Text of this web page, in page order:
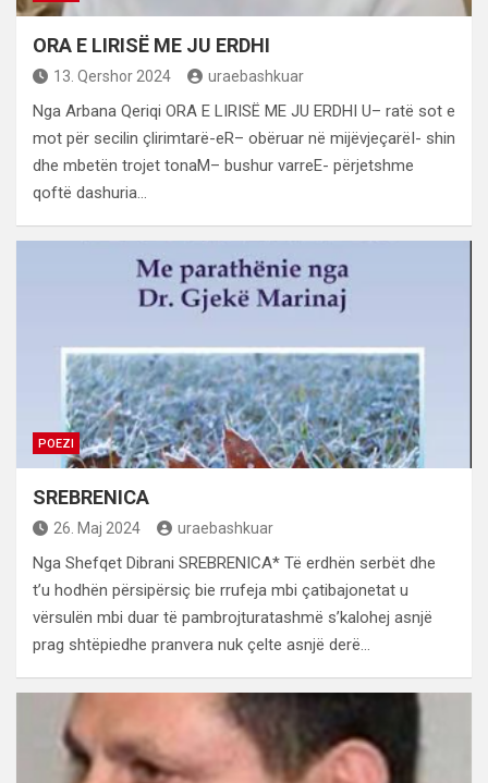
ORA E LIRISË ME JU ERDHI
13. Qershor 2024 uraebashkuar
Nga Arbana Qeriqi ORA E LIRISË ME JU ERDHI U– ratë sot e
mot për secilin çlirimtarë-eR– obëruar në mijëvjeçarëI- shin
dhe mbetën trojet tonaM– bushur varreE- përjetshme
qoftë dashuria…
POEZI
SREBRENICA
26. Maj 2024 uraebashkuar
Nga Shefqet Dibrani SREBRENICA* Të erdhën serbët dhe
t’u hodhën përsipërsiç bie rrufeja mbi çatibajonetat u
vërsulën mbi duar të pambrojturatashmë s’kalohej asnjë
prag shtëpiedhe pranvera nuk çelte asnjë derë…